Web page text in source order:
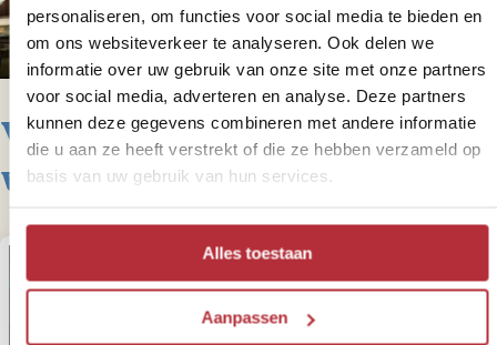
personaliseren, om functies voor social media te bieden en
om ons websiteverkeer te analyseren. Ook delen we
informatie over uw gebruik van onze site met onze partners
voor social media, adverteren en analyse. Deze partners
kunnen deze gegevens combineren met andere informatie
die u aan ze heeft verstrekt of die ze hebben verzameld op
basis van uw gebruik van hun services.
Alles toestaan
Aanpassen
Voor deze reis bieden we de
volgende varianten aan